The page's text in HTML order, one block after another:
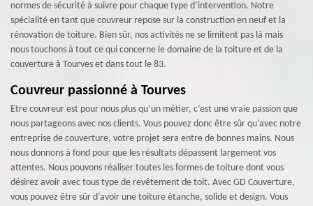
normes de sécurité à suivre pour chaque type d’intervention. Notre
spécialité en tant que couvreur repose sur la construction en neuf et la
rénovation de toiture. Bien sûr, nos activités ne se limitent pas là mais
nous touchons à tout ce qui concerne le domaine de la toiture et de la
couverture à Tourves et dans tout le 83.
Couvreur passionné à Tourves
Etre couvreur est pour nous plus qu’un métier, c’est une vraie passion que
nous partageons avec nos clients. Vous pouvez donc être sûr qu’avec notre
entreprise de couverture, votre projet sera entre de bonnes mains. Nous
nous donnons à fond pour que les résultats dépassent largement vos
attentes. Nous pouvons réaliser toutes les formes de toiture dont vous
désirez avoir avec tous type de revêtement de toit. Avec GD Couverture,
vous pouvez être sûr d’avoir une toiture étanche, solide et design. Vous